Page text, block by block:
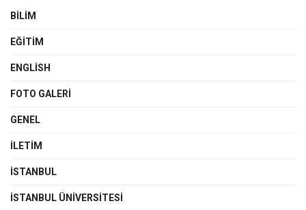
BILIM
EĞITIM
ENGLISH
FOTO GALERI
GENEL
İLETIM
İSTANBUL
İSTANBUL ÜNIVERSITESI